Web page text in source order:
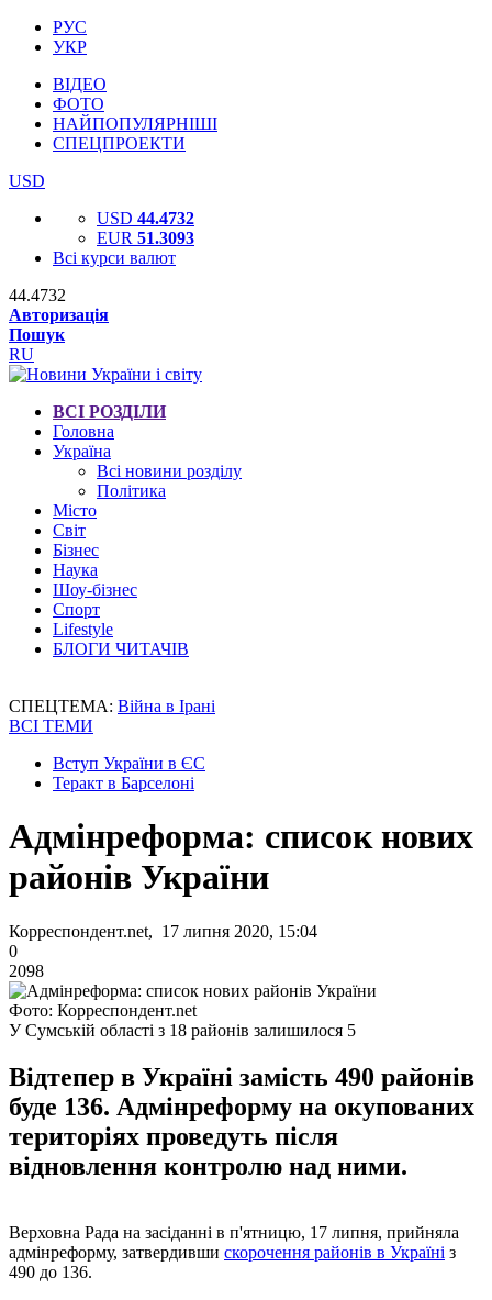
РУС
УКР
ВІДЕО
ФОТО
НАЙПОПУЛЯРНІШІ
СПЕЦПРОЕКТИ
USD
USD 44.4732
EUR 51.3093
Всі курси валют
44.4732
Авторизація
Пошук
RU
ВСІ РОЗДІЛИ
Головна
Україна
Всі новини розділу
Політика
Місто
Світ
Бізнес
Наука
Шоу-бізнес
Спорт
Lifestyle
БЛОГИ ЧИТАЧІВ
СПЕЦТЕМА: Війна в Ірані
ВСІ ТЕМИ
Вступ України в ЄС
Теракт в Барселоні
Адмінреформа: список нових
районів України
Корреспондент.net, 17 липня 2020, 15:04
0
2098
Фото: Корреспондент.net
У Сумській області з 18 районів залишилося 5
Відтепер в Україні замість 490 районів
буде 136. Адмінреформу на окупованих
територіях проведуть після
відновлення контролю над ними.
Верховна Рада на засіданні в п'ятницю, 17 липня, прийняла
адмінреформу, затвердивши скорочення районів в Україні з
490 до 136.